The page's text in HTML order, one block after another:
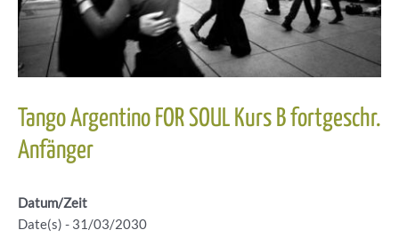
Tango Argentino FOR SOUL Kurs B fortgeschr.
Anfänger
Datum/Zeit
Date(s) - 31/03/2030